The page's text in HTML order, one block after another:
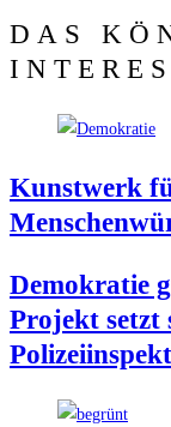
DAS
Kunst­werk
Demo­kra­tie
Pro­jekt setzt